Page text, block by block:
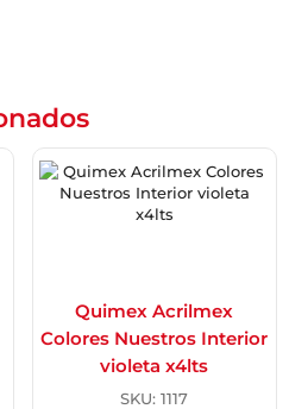
Quimex Acrilmex
Colores Nuestros Interior
violeta x4lts
SKU:1117